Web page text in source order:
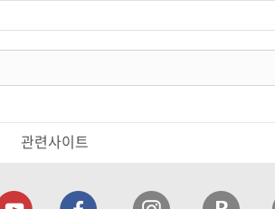
관련사이트